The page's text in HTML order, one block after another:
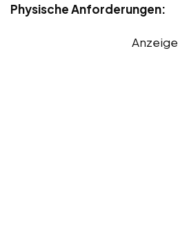
Physische Anforderungen:
Anzeige